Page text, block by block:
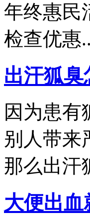
年终惠民
检查优惠
出汗狐臭
因为患有
别人带来
那么出汗
大便出